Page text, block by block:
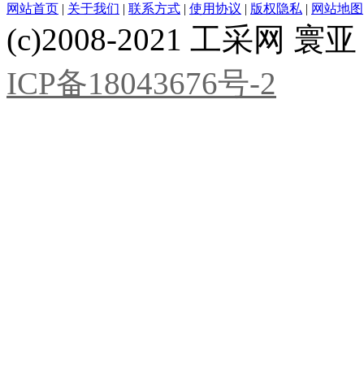
网站首页 | 关于我们 | 联系方式 | 使用协议 | 版权隐私 | 网站地图
(c)2008-2021 工采网 寰
ICP备18043676号-2